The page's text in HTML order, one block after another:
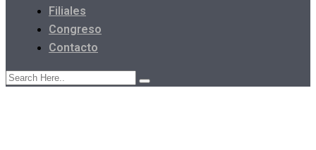
Filiales
Congreso
Contacto